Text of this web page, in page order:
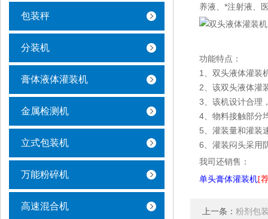
包装秤
分装机
膏体液体灌装机
金属检测机
立式包装机
万能粉碎机
高速混合机
养液、*注射液、
功能特点：
1、双头液体灌装
2、该双头液体灌
3、该机设计合理
4、物料接触部分
5、灌装量和灌装
6、灌装闷头采用
我司还销售：
单头膏体灌装机[
上一条： 粉剂包